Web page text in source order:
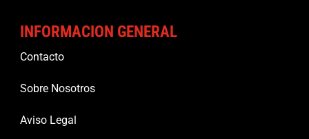
INFORMACION GENERAL
Contacto
Sobre Nosotros
Aviso Legal